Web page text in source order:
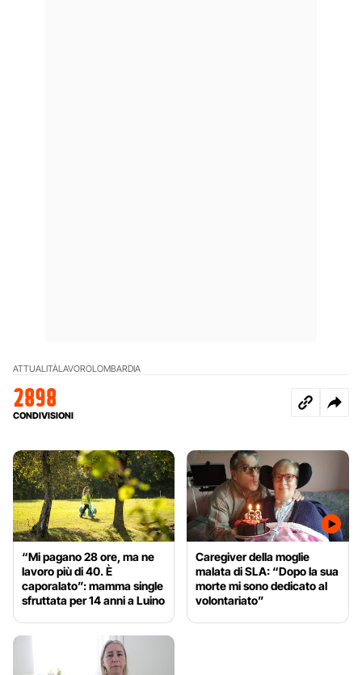
ATTUALITÀLAVOROLOMBARDIA
2898
CONDIVISIONI
“Mi pagano 28 ore, ma ne
lavoro più di 40. È
caporalato”: mamma single
sfruttata per 14 anni a Luino
Caregiver della moglie
malata di SLA: “Dopo la sua
morte mi sono dedicato al
volontariato”